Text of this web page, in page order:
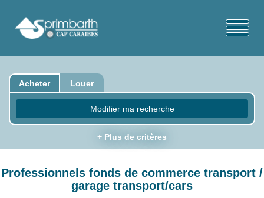
Acheter Louer
Modifier ma recherche
+ Plus de critères
Professionnels fonds de commerce transport /
garage transport/cars